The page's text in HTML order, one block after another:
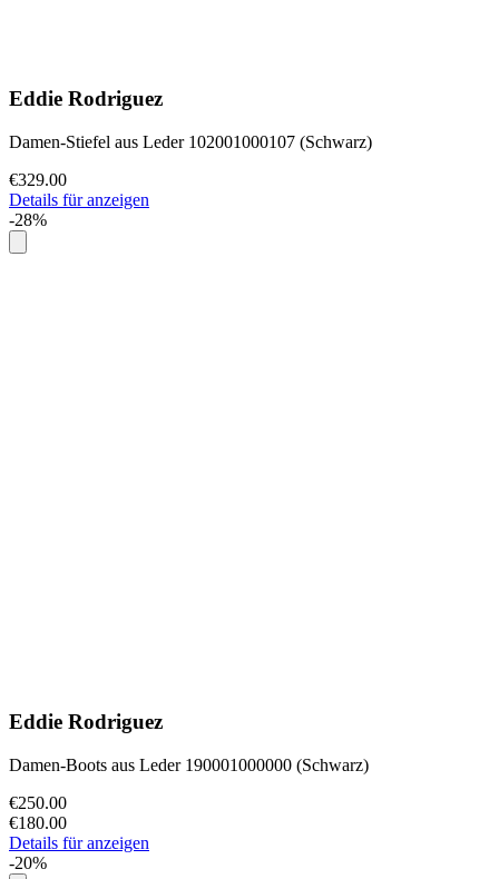
Eddie Rodriguez
Damen-Stiefel aus Leder 102001000107 (Schwarz)
€329.00
Details für anzeigen
-28%
Eddie Rodriguez
Damen-Boots aus Leder 190001000000 (Schwarz)
€250.00
€180.00
Details für anzeigen
-20%